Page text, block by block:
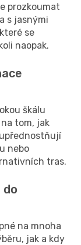
prozkoumat
s jasnými
se
naopak.
škálu
tom, jak
nebo
tras.
do
na mnoha
jak a kdy